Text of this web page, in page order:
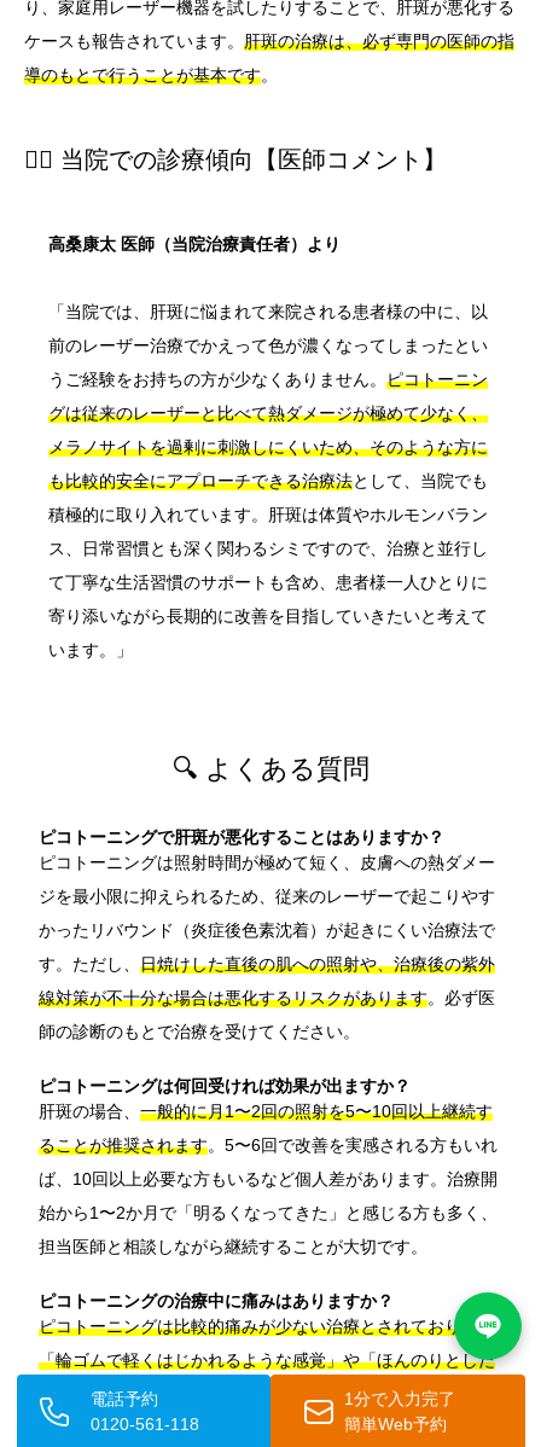
り、家庭用レーザー機器を試したりすることで、肝斑が悪化する
ケースも報告されています。 肝斑の治療は、必ず専門の医師の指
導のもとで行うことが基本です。
👨‍⚕️ 当院での診療傾向【医師コメント】
高桑康太 医師（当院治療責任者）より
「当院では、肝斑に悩まれて来院される患者様の中に、以
前のレーザー治療でかえって色が濃くなってしまったとい
うご経験をお持ちの方が少なくありません。 ピコトーニン
グは従来のレーザーと比べて熱ダメージが極めて少なく、
メラノサイトを過剰に刺激しにくいため、そのような方に
も比較的安全にアプローチできる治療法として、当院でも
積極的に取り入れています。肝斑は体質やホルモンバラン
ス、日常習慣とも深く関わるシミですので、治療と並行し
て丁寧な生活習慣のサポートも含め、患者様一人ひとりに
寄り添いながら長期的に改善を目指していきたいと考えて
います。」
🔍 よくある質問
ピコトーニングで肝斑が悪化することはありますか？
ピコトーニングは照射時間が極めて短く、皮膚への熱ダメー
ジを最小限に抑えられるため、従来のレーザーで起こりやす
かったリバウンド（炎症後色素沈着）が起きにくい治療法で
す。ただし、 日焼けした直後の肌への照射や、治療後の紫外
線対策が不十分な場合は悪化するリスクがあります。必ず医
師の診断のもとで治療を受けてください。
ピコトーニングは何回受ければ効果が出ますか？
肝斑の場合、 一般的に月1〜2回の照射を5〜10回以上継続す
ることが推奨されます。5〜6回で改善を実感される方もいれ
ば、10回以上必要な方もいるなど個人差があります。治療開
始から1〜2か月で「明るくなってきた」と感じる方も多く、
担当医師と相談しながら継続することが大切です。
ピコトーニングの治療中に痛みはありますか？
ピコトーニングは比較的痛みが少ない治療とされており、
「輪ゴムで軽くはじかれるような感覚」や「ほんのりとした
温かさ」と表現されることが多い
です。麻酔クリームなしで
受けられるケースも多く、痛みに敏感な方でも比較的受けや
電話予約
0120-561-118
1分で入力完了
簡単Web予約